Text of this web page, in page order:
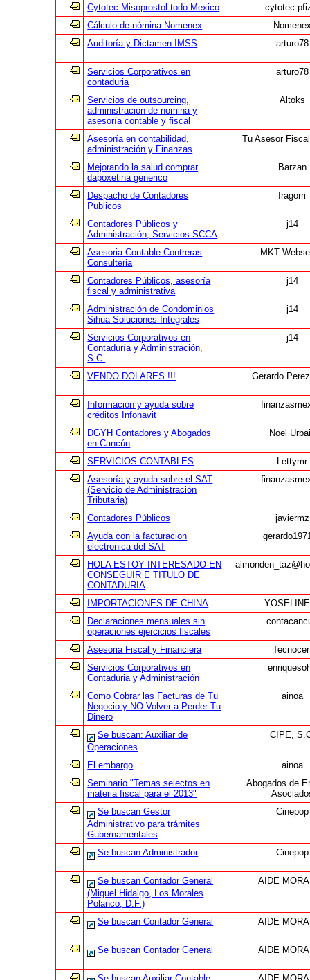
Cytotec Misoprostol todo Mexico
cytotec-
Cálculo de nómina Nomenex
Auditoría y Dictamen IMSS
arturo78
Servicios Corporativos en
contaduria
arturo78
Servicios de outsourcing,
administración de nomina y
asesoría contable y fiscal
Altoks
Asesoría en contabilidad,
administración y Finanzas
Tu Asesor
Mejorando la salud comprar
dapoxetina generico
Barzan
Despacho de Contadores
Publicos
Iragorri
Contadores Públicos y
Administración, Servicios SCCA
j14
Asesoria Contable Contreras
Consulteria
MKT
Contadores Públicos, asesoría
fiscal y administrativa
j14
Administración de Condominios
Sihua Soluciones Integrales
j14
Servicios Corporativos en
Contaduría y Administración,
S.C.
j14
VENDO DOLARES !!! Gerardo
Información y ayuda sobre
créditos Infonavit
DGYH Contadores y Abogados
en Cancún
Noel
SERVICIOS CONTABLES
Lettymr
Asesoría y ayuda sobre el SAT
(Servicio de Administración
Tributaria)
Contadores Públicos
javiermz
Ayuda con la facturacion
electronica del SAT
HOLA ESTOY INTERESADO EN
CONSEGUIR E TITULO DE
CONTADURIA
IMPORTACIONES DE CHINA
Declaraciones mensuales sin
operaciones ejercicios fiscales
Asesoria Fiscal y Financiera
Servicios Corporativos en
Contaduria y Administración
Como Cobrar las Facturas de Tu
Negocio y NO Volver a Perder Tu
Dinero
ainoa
Se buscan: Auxiliar de
Operaciones
CIPE,
El embargo
ainoa
Seminario "Temas selectos en
materia fiscal para el 2013"
Abogados de
Se buscan Gestor
Administrativo para trámites
Gubernamentales
Cinepop
Se buscan Administrador Cinepop
Se buscan Contador General
(Miguel Hidalgo, Los Morales
Polanco, D.F.)
AIDE
Se buscan Contador General AIDE
Se buscan Contador General AIDE